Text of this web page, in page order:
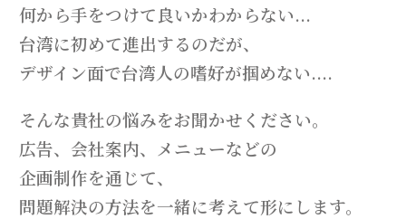
何から手をつけて良いかわからない...
台湾に初めて進出するのだが、
デザイン面で台湾人の嗜好が掴めない....
そんな貴社の悩みをお聞かせください。
広告、会社案内、メニューなどの
企画制作を通じて、
問題解決の方法を一緒に考えて形にします。